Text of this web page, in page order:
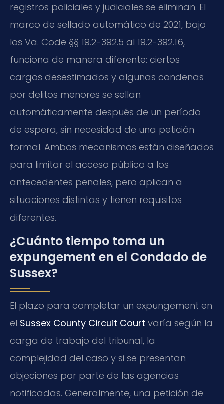
registros policiales y judiciales se eliminan. El
marco de sellado automático de 2021, bajo
los Va. Code §§ 19.2-392.5 al 19.2-392.16,
funciona de manera diferente: ciertos
cargos desestimados y algunas condenas
por delitos menores se sellan
automáticamente después de un período
de espera, sin necesidad de una petición
formal. Ambos mecanismos están diseñados
para limitar el acceso público a los
antecedentes penales, pero aplican a
situaciones distintas y tienen requisitos
diferentes.
¿Cuánto tiempo toma un
expungement en el Condado de
Sussex?
El plazo para completar un expungement en
el Sussex County Circuit Court varía según la
carga de trabajo del tribunal, la
complejidad del caso y si se presentan
objeciones por parte de las agencias
notificadas. Generalmente, una petición de